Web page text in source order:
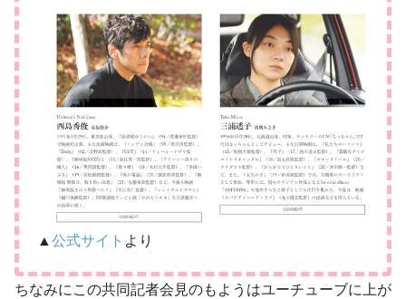
▲ 公式サイト より
ちなみにこの共同記者会見のもようはユーチューブに上が